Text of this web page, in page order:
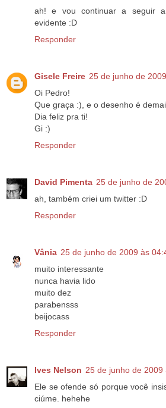
ah! e vou continuar a seguir
evidente :D
Responder
Gisele Freire 25 de junho de
Oi Pedro!
Que graça :), e o desenho é
Dia feliz pra ti!
Gi :)
Responder
David Pimenta 25 de junho de
ah, também criei um twitter :D
Responder
Vânia 25 de junho de 2009 às
muito interessante
nunca havia lido
muito dez
parabensss
beijocass
Responder
Ives Nelson 25 de junho de 2009
Ele se ofende só porque você
ciúme. hehehe